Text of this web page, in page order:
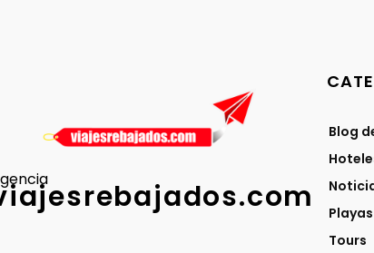
Blog
Playas
Tours